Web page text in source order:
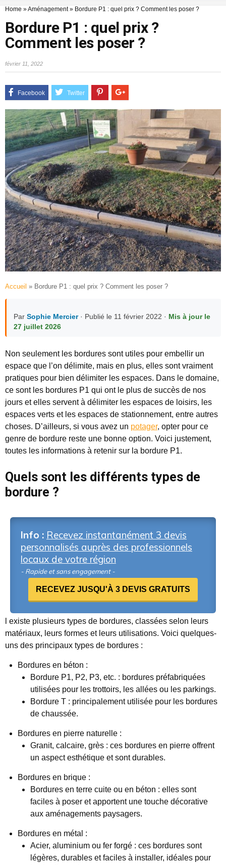
Home »Aménagement» Bordure P1 : quel prix ? Comment les poser ?
Bordure P1 : quel prix ?
Comment les poser ?
février 11, 2022
Accueil » Bordure P1 : quel prix ? Comment les poser ?
Par Sophie Mercier· Publié le 11 février 2022 · Mis à jour le
27 juillet 2026
Non seulement les bordures sont utiles pour embellir un
espace que l’on délimite, mais en plus, elles sont vraiment
pratiques pour bien délimiter les espaces. Dans le domaine,
ce sont les bordures P1 qui ont le plus de succès de nos
jours et elles servent à délimiter les espaces de loisirs, les
espaces verts et les espaces de stationnement, entre autres
choses. D’ailleurs, si vous avez un potager, opter pour ce
genre de bordure reste une bonne option. Voici justement,
toutes les informations à retenir sur la bordure P1.
Quels sont les différents types de
bordure ?
Info : Recevez instantanément 3 devis
personnalisés auprès des professionnels
locaux de votre région
- Rapide et sans engagement -
RECEVEZ JUSQU'À 3 DEVIS GRATUITS
l existe plusieurs types de bordures, classées selon leurs
matériaux, leurs formes et leurs utilisations. Voici quelques-
uns des principaux types de bordures :
Bordures en béton :
Bordure P1, P2, P3, etc. : bordures préfabriquées
utilisées pour les trottoirs, les allées ou les parkings.
Bordure T : principalement utilisée pour les bordures
de chaussée.
Bordures en pierre naturelle :
Granit, calcaire, grès : ces bordures en pierre offrent
un aspect esthétique et sont durables.
Bordures en brique :
Bordures en terre cuite ou en béton : elles sont
faciles à poser et apportent une touche décorative
aux aménagements paysagers.
Bordures en métal :
Acier, aluminium ou fer forgé : ces bordures sont
légères, durables et faciles à installer, idéales pour